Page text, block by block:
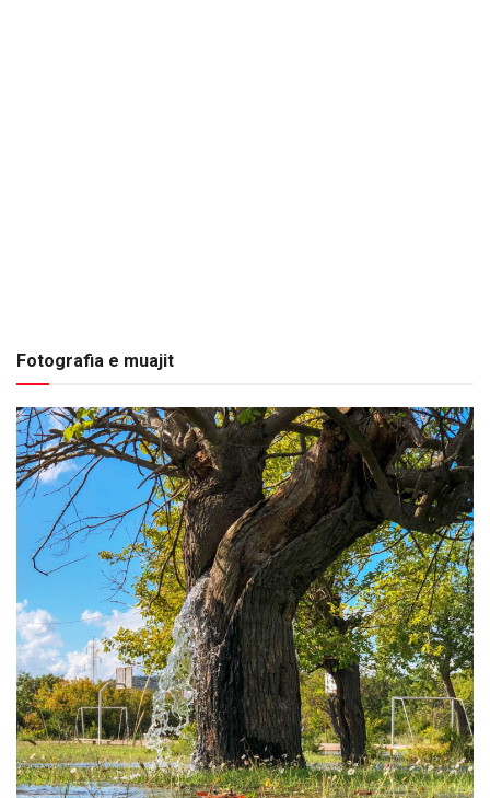
Fotografia e muajit